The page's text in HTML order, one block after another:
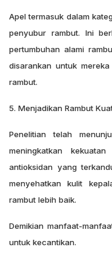
Apel termasuk dalam
penyubur rambut. Ini
pertumbuhan alami
disarankan untuk
rambut.
5. Menjadikan Rambut
Penelitian telah
meningkatkan
antioksidan yang
menyehatkan kulit
rambut lebih baik.
Demikian manfaat-
untuk kecantikan.